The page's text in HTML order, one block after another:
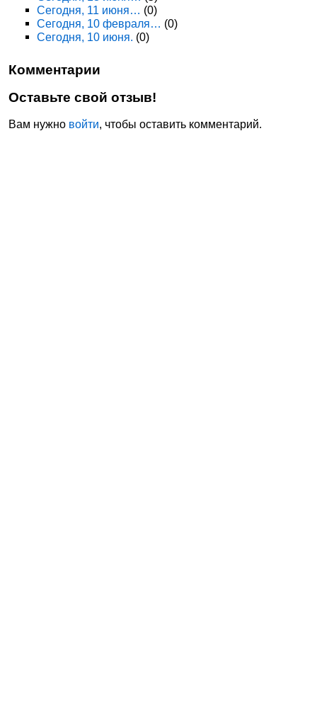
Сегодня, 11 июня… (0)
Сегодня, 10 февраля… (0)
Сегодня, 10 июня. (0)
Комментарии
Оставьте свой отзыв!
Вам нужно войти, чтобы оставить комментарий.